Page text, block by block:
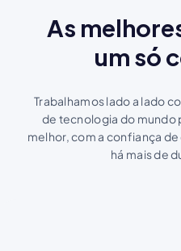
As
um só
Trabalhamos lado a lado
de tecnologia do mundo
melhor, com a confiança
há mais de